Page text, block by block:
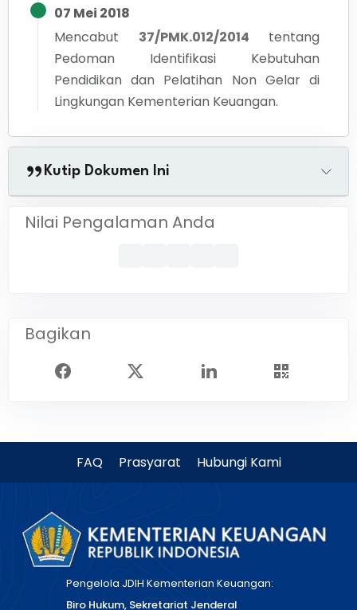
07 Mei 2018
Mencabut
37/PMK.012/2014
tentang
Pedoman Identifikasi Kebutuhan
Pendidikan dan Pelatihan Non Gelar di
Lingkungan Kementerian Keuangan.
Kutip Dokumen Ini
Nilai Pengalaman Anda
Bagikan
FAQ Prasyarat Hubungi Kami
Pengelola JDIH Kementerian Keuangan:
Biro Hukum, Sekretariat Jenderal